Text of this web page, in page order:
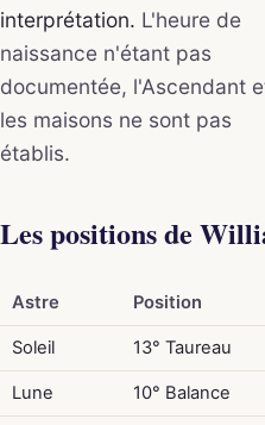
interprétation. L'heure de
naissance n'étant pas
documentée, l'Ascendant
les maisons ne sont pas
établis.
Les positions de
Astre Position
Soleil 13° Taureau
Lune 10° Balance